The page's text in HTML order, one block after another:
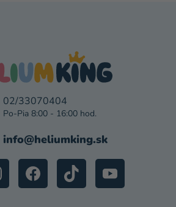
info@heliumking.sk
02/33070404